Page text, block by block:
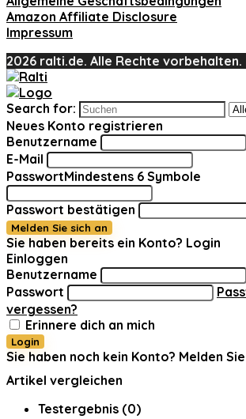
Amazon Affiliate Disclosure
Impressum
2026 ralti.de. Alle Rechte vorbehalten.
Search for:
Neues Konto registrieren
Benutzername
E-Mail
PasswortMindestens 6 Symbole
Passwort bestätigen
Melden Sie sich an
Sie haben bereits ein Konto? Login
Einloggen
Benutzername
Passwort
vergessen?
Erinnere dich an mich
Login
Sie haben noch kein Konto? Melden
Artikel vergleichen
Testergebnis (0)